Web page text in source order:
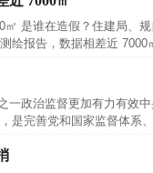
㎡ 是谁在造假？住建局、
报告，数据相差近 7000
一政治监督更加有力有
完善党和国家监督体系